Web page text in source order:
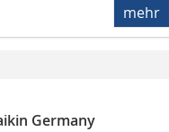
mehr
Germany